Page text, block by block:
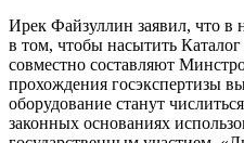
Ирек Файзуллин заявил, что в
в том, чтобы насытить
совместно составляют
прохождения госэкспертизы
оборудование станут
законных основаниях